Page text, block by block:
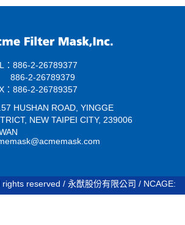
2-26789377
26789379
2-26789357
HUSHAN ROAD, YINGGE
NEW TAIPEI CITY, 239006
reserved / 永猷股份有限公司 / NCAGE: